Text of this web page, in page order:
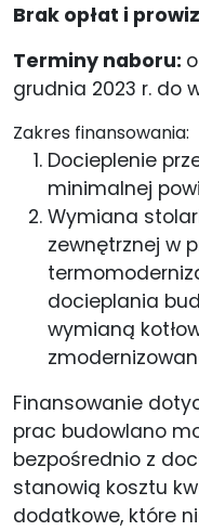
Brak opłat i
Terminy naboru:
grudnia 2023 r. do
Zakres finansowania:
Docieplenie
minimalnej
Wymiana
zewnętrznej w
docieplania
wymianą
Finansowanie
prac budowlano
bezpośrednio z
stanowią kosztu
dodatkowe, które